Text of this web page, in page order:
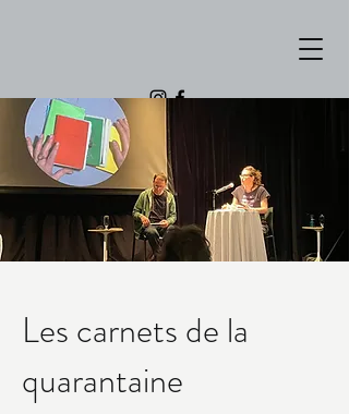
Les carnets de la
quarantaine